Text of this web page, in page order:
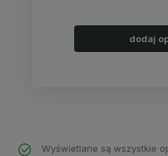
dodaj
Wyświetlane są wszystkie